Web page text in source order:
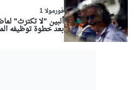
فورمولا 1
بعد خطوة توظيفه